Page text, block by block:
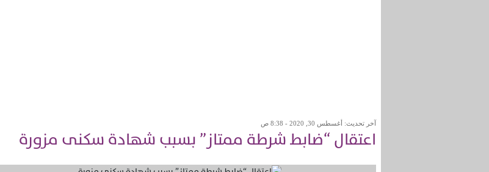
آخر تحديث: أغسطس 30, 2020 - 8:38 ص
اعتقال “ضابط شرطة ممتاز” بسبب شهادة سكنى مزورة